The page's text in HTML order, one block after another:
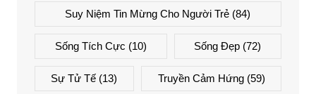
Suy Niệm Tin Mừng Cho Người Trẻ (84)
Sống Tích Cực (10) Sống Đẹp (72)
Sự Tử Tế (13) Truyền Cảm Hứng(59)